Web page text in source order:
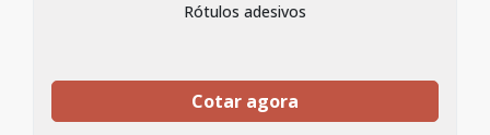
Rótulos adesivos
Cotar agora